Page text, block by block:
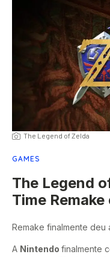
The Legend of Zelda
GAMES
The Legend
Time
Remake finalmente deu
A Nintendo finalmente